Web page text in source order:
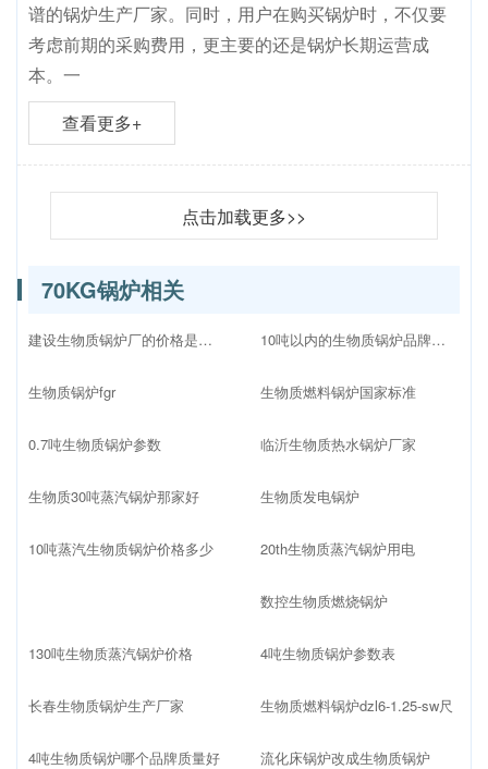
谱的锅炉生产厂家。同时，用户在购买锅炉时，不仅要
考虑前期的采购费用，更主要的还是锅炉长期运营成
本。一
查看更多+
点击加载更多>>
70KG锅炉相关
建设生物质锅炉厂的价格是多少
生物质锅炉fgr
0.7吨生物质锅炉参数
生物质30吨蒸汽锅炉那家好
10吨蒸汽生物质锅炉价格多少
10吨以内的生物质锅炉品牌十大排名
生物质燃料锅炉国家标准
临沂生物质热水锅炉厂家
生物质发电锅炉
20th生物质蒸汽锅炉用电
数控生物质燃烧锅炉
130吨生物质蒸汽锅炉价格
长春生物质锅炉生产厂家
4吨生物质锅炉哪个品牌质量好
4吨生物质锅炉参数表
生物质燃料锅炉dzl6-1.25-sw尺
流化床锅炉改成生物质锅炉